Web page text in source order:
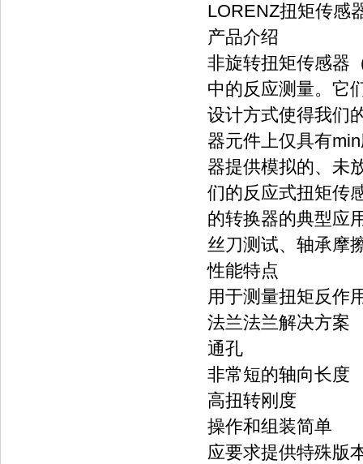
LORENZ扭矩传感
产品介绍
非旋转扭矩传感器
中的反应测量。它
设计方式使得我们
器元件上仅具有
器提供模拟的、未
们的反应式扭矩传
的转换器的典型应
丝刀测试、轴承摩
性能特点
用于测量扭矩反作
法兰法兰解决方案
通孔
非常短的轴向长度
高扭转刚度
操作和组装简单
应要求提供特殊版